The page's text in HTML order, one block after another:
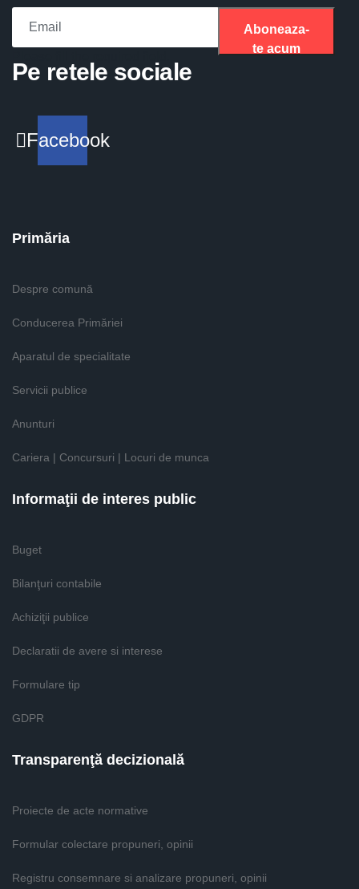
Aboneaza-
te acum
Pe retele sociale
Facebook
Primăria
Despre comună
Conducerea Primăriei
Aparatul de specialitate
Servicii publice
Anunturi
Cariera | Concursuri | Locuri de munca
Informaţii de interes public
Buget
Bilanţuri contabile
Achiziţii publice
Declaratii de avere si interese
Formulare tip
GDPR
Transparenţă decizională
Proiecte de acte normative
Formular colectare propuneri, opinii
Registru consemnare si analizare propuneri, opinii